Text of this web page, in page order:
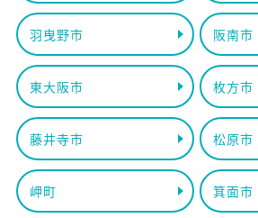
羽曳野市 阪南市
東大阪市 枚方市
藤井寺市 松原市
岬町 箕面市